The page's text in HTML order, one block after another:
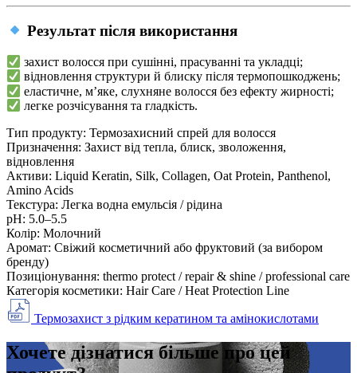
Результат після використання
захист волосся при сушінні, прасуванні та укладці;
відновлення структури й блиску після термопошкоджень;
еластичне, м’яке, слухняне волосся без ефекту жирності;
легке розчісування та гладкість.
Тип продукту: Термозахисний спрей для волосся
Призначення: Захист від тепла, блиск, зволоження,
відновлення
Активи: Liquid Keratin, Silk, Collagen, Oat Protein, Panthenol,
Amino Acids
Текстура: Легка водна емульсія / рідина
рН: 5.0–5.5
Колір: Молочний
Аромат: Свіжий косметичний або фруктовий (за вибором
бренду)
Позиціонування: thermo protect / repair & shine / professional care
Категорія косметики: Hair Care / Heat Protection Line
Термозахист з рідким кератином та амінокислотами
Хочете дізнатися більше про цей